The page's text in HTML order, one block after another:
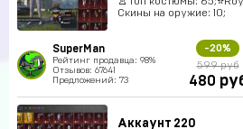
Скины на оружие: 10;
SuperMan
Рейтинг продавца: 98%
Отзывов: 67641
Предложений: 73
-20%
599 руб
480
Аккаунт 220